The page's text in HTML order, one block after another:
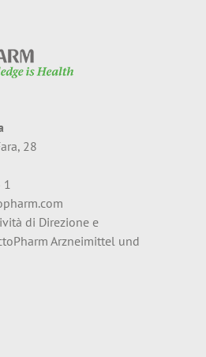
28
di Direzione e
Arzneimittel und